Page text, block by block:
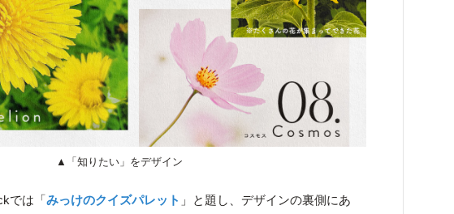
▲「知りたい」をデザイン
では「みっけのクイズパレット 」と題し、デザインの裏側にあ